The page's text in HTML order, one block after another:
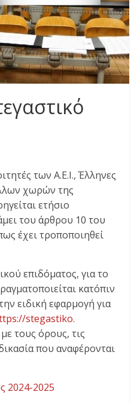
των Α.Ε.Ι., Έλληνες
χωρών της
ετήσιο
του άρθρου 10 του
έχει τροποποιηθεί
επιδόματος, για το
κατόπιν
ειδική εφαρμογή για
stegastiko.
τους όρους, τις
που αναφέρονται
2024-2025